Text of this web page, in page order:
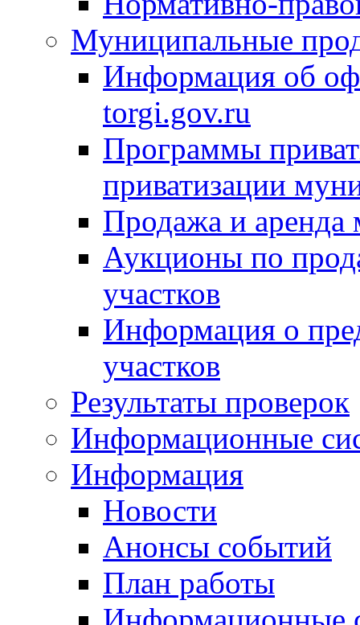
Муниципальные
Информация об
torgi.gov.ru
Программы
приватизации
Продажа и аренда
Аукционы по
участков
Информация о
участков
Результаты проверок
Информационные
Информация
Новости
Анонсы событий
План работы